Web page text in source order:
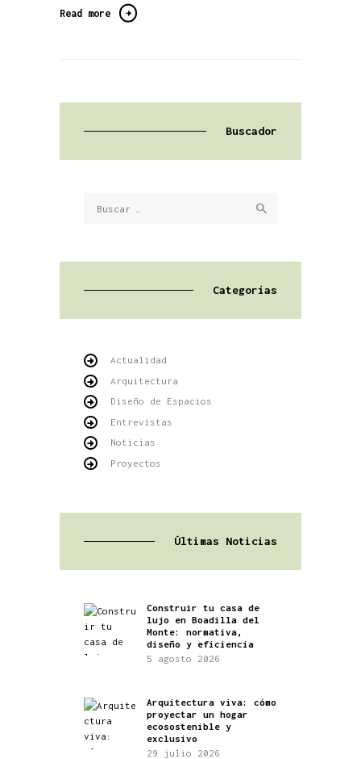
Read more
Buscador
Categorías
Actualidad
Arquitectura
Diseño de Espacios
Entrevistas
Noticias
Proyectos
Últimas Noticias
Construir tu casa de
lujo en Boadilla del
Monte: normativa,
diseño y eficiencia
5 agosto 2026
Arquitectura viva: cómo
proyectar un hogar
ecosostenible y
exclusivo
29 julio 2026